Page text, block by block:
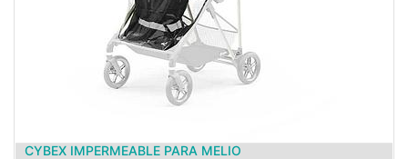
CYBEX IMPERMEABLE PARA MELIO